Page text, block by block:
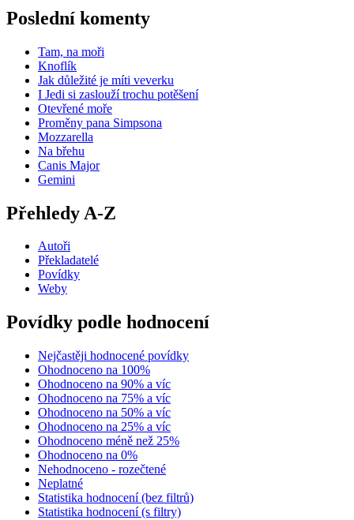
Poslední komenty
Tam, na moři
Knoflík
Jak důležité je míti veverku
I Jedi si zaslouží trochu potěšení
Otevřené moře
Proměny pana Simpsona
Mozzarella
Na břehu
Canis Major
Gemini
Přehledy A-Z
Autoři
Překladatelé
Povídky
Weby
Povídky podle hodnocení
Nejčastěji hodnocené povídky
Ohodnoceno na 100%
Ohodnoceno na 90% a víc
Ohodnoceno na 75% a víc
Ohodnoceno na 50% a víc
Ohodnoceno na 25% a víc
Ohodnoceno méně než 25%
Ohodnoceno na 0%
Nehodnoceno - rozečtené
Neplatné
Statistika hodnocení (bez filtrů)
Statistika hodnocení (s filtry)